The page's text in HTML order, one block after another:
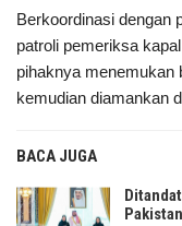
Berkoordinasi dengan
patroli pemeriksa
pihaknya menemukan
kemudian diamankan
BACA JUGA